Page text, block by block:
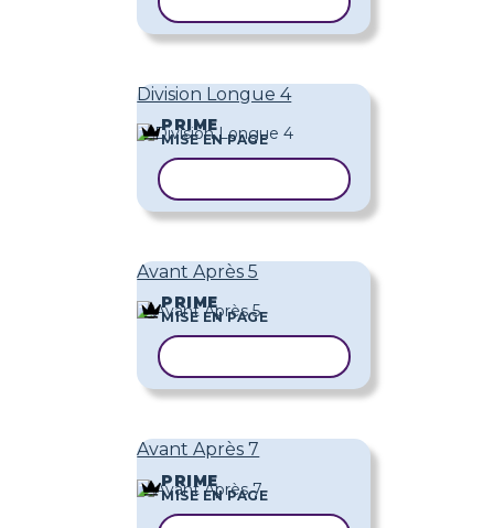
Division Longue 4
PRIME
MISE EN PAGE
Avant Après 5
PRIME
MISE EN PAGE
Avant Après 7
PRIME
MISE EN PAGE